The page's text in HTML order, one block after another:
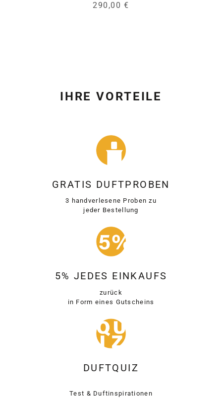
290,00 €
IHRE VORTEILE
GRATIS DUFTPROBEN
3 handverlesene Proben zu
jeder Bestellung
5% JEDES EINKAUFS
zurück
in Form eines Gutscheins
DUFTQUIZ
Test & Duftinspirationen